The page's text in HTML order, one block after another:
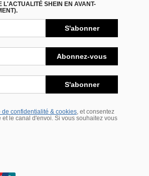
L'ACTUALITÉ SHEIN EN AVANT-
S'abonner
Abonnez-vous
S'abonner
de confidentialité & cookies, et consentez
le canal d'envoi. Si vous souhaitez vous